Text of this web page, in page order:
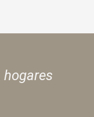
hogares